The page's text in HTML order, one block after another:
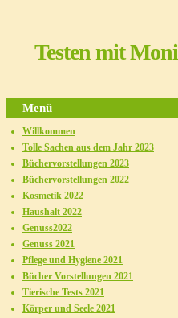
Testen mit Moni
Menü
Willkommen
Tolle Sachen aus dem Jahr 2023
Büchervorstellungen 2023
Büchervorstellungen 2022
Kosmetik 2022
Haushalt 2022
Genuss2022
Genuss 2021
Pflege und Hygiene 2021
Bücher Vorstellungen 2021
Tierische Tests 2021
Körper und Seele 2021